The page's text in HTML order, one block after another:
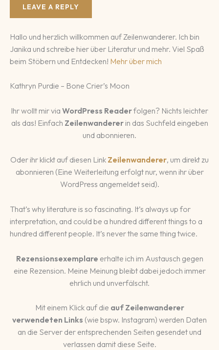
Hallo und herzlich willkommen auf Zeilenwanderer. Ich bin
Janika und schreibe hier über Literatur und mehr. Viel Spaß
beim Stöbern und Entdecken! Mehr über mich
Kathryn Purdie – Bone Crier’s Moon
Ihr wollt mir via WordPress Readerfolgen? Nichts leichter
als das! Einfach Zeilenwandererin das Suchfeld eingeben
und abonnieren.
Oder ihr klickt auf diesen Link Zeilenwanderer, um direkt zu
abonnieren (Eine Weiterleitung erfolgt nur, wenn ihr über
WordPress angemeldet seid).
That’s why literature is so fascinating. It’s always up for
interpretation, and could be a hundred different things to a
hundred different people. It’s never the same thing twice.
Rezensionsexemplare erhalte ich im Austausch gegen
eine Rezension. Meine Meinung bleibt dabei jedoch immer
ehrlich und unverfälscht.
Mit einem Klick auf die auf Zeilenwanderer
verwendeten Links (wie bspw. Instagram) werden Daten
an die Server der entsprechenden Seiten gesendet und
verlassen damit diese Seite.